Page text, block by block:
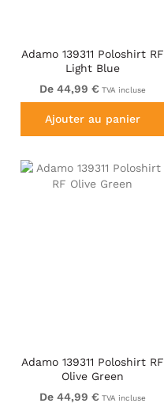
Adamo 139311 Poloshirt RF
Light Blue
De 44,99 € TVA incluse
Ajouter au panier
Adamo 139311 Poloshirt RF
Olive Green
De 44,99 € TVA incluse